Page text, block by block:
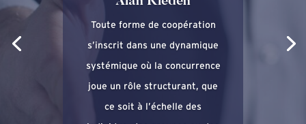
Toute forme de coopération
s’inscrit dans une dynamique
systémique où la concurrence
joue un rôle structurant, que
ce soit à l’échelle des